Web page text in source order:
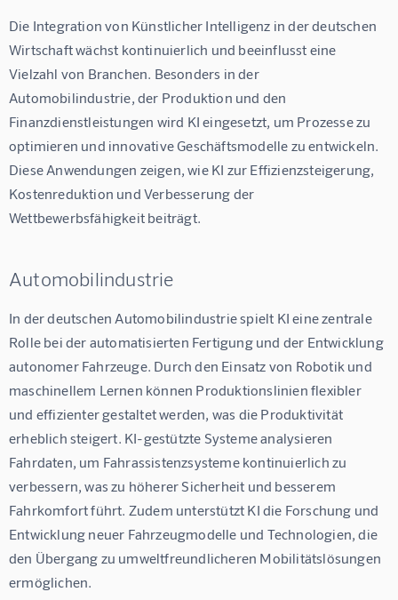
Die Integration von Künstlicher Intelligenz in der deutschen
Wirtschaft wächst kontinuierlich und beeinflusst eine
Vielzahl von Branchen. Besonders in der
Automobilindustrie, der Produktion und den
Finanzdienstleistungen wird KI eingesetzt, um Prozesse zu
optimieren und innovative Geschäftsmodelle zu entwickeln.
Diese Anwendungen zeigen, wie KI zur Effizienzsteigerung,
Kostenreduktion und Verbesserung der
Wettbewerbsfähigkeit beiträgt.
Automobilindustrie
In der deutschen Automobilindustrie spielt KI eine zentrale
Rolle bei der automatisierten Fertigung und der Entwicklung
autonomer Fahrzeuge. Durch den Einsatz von Robotik und
maschinellem Lernen können Produktionslinien flexibler
und effizienter gestaltet werden, was die Produktivität
erheblich steigert. KI-gestützte Systeme analysieren
Fahrdaten, um Fahrassistenzsysteme kontinuierlich zu
verbessern, was zu höherer Sicherheit und besserem
Fahrkomfort führt. Zudem unterstützt KI die Forschung und
Entwicklung neuer Fahrzeugmodelle und Technologien, die
den Übergang zu umweltfreundlicheren Mobilitätslösungen
ermöglichen.